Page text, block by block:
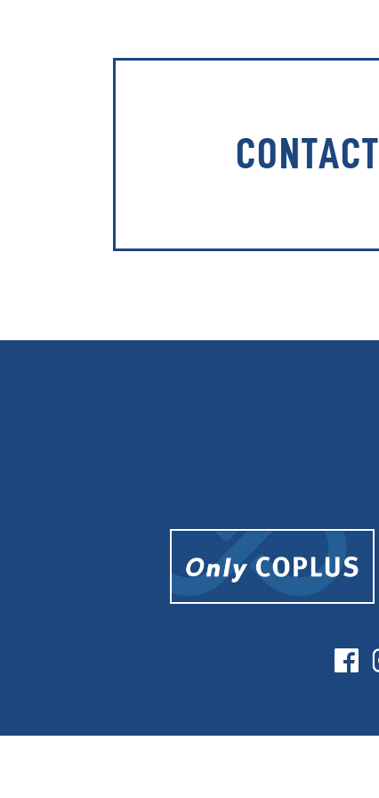
CONTACT